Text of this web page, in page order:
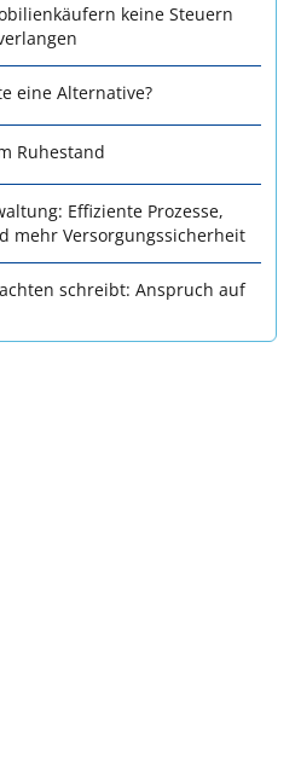
keine Steuern
eine Alternative?
Ruhestand
Effiziente Prozesse,
mehr Versorgungssicherheit
schreibt: Anspruch auf